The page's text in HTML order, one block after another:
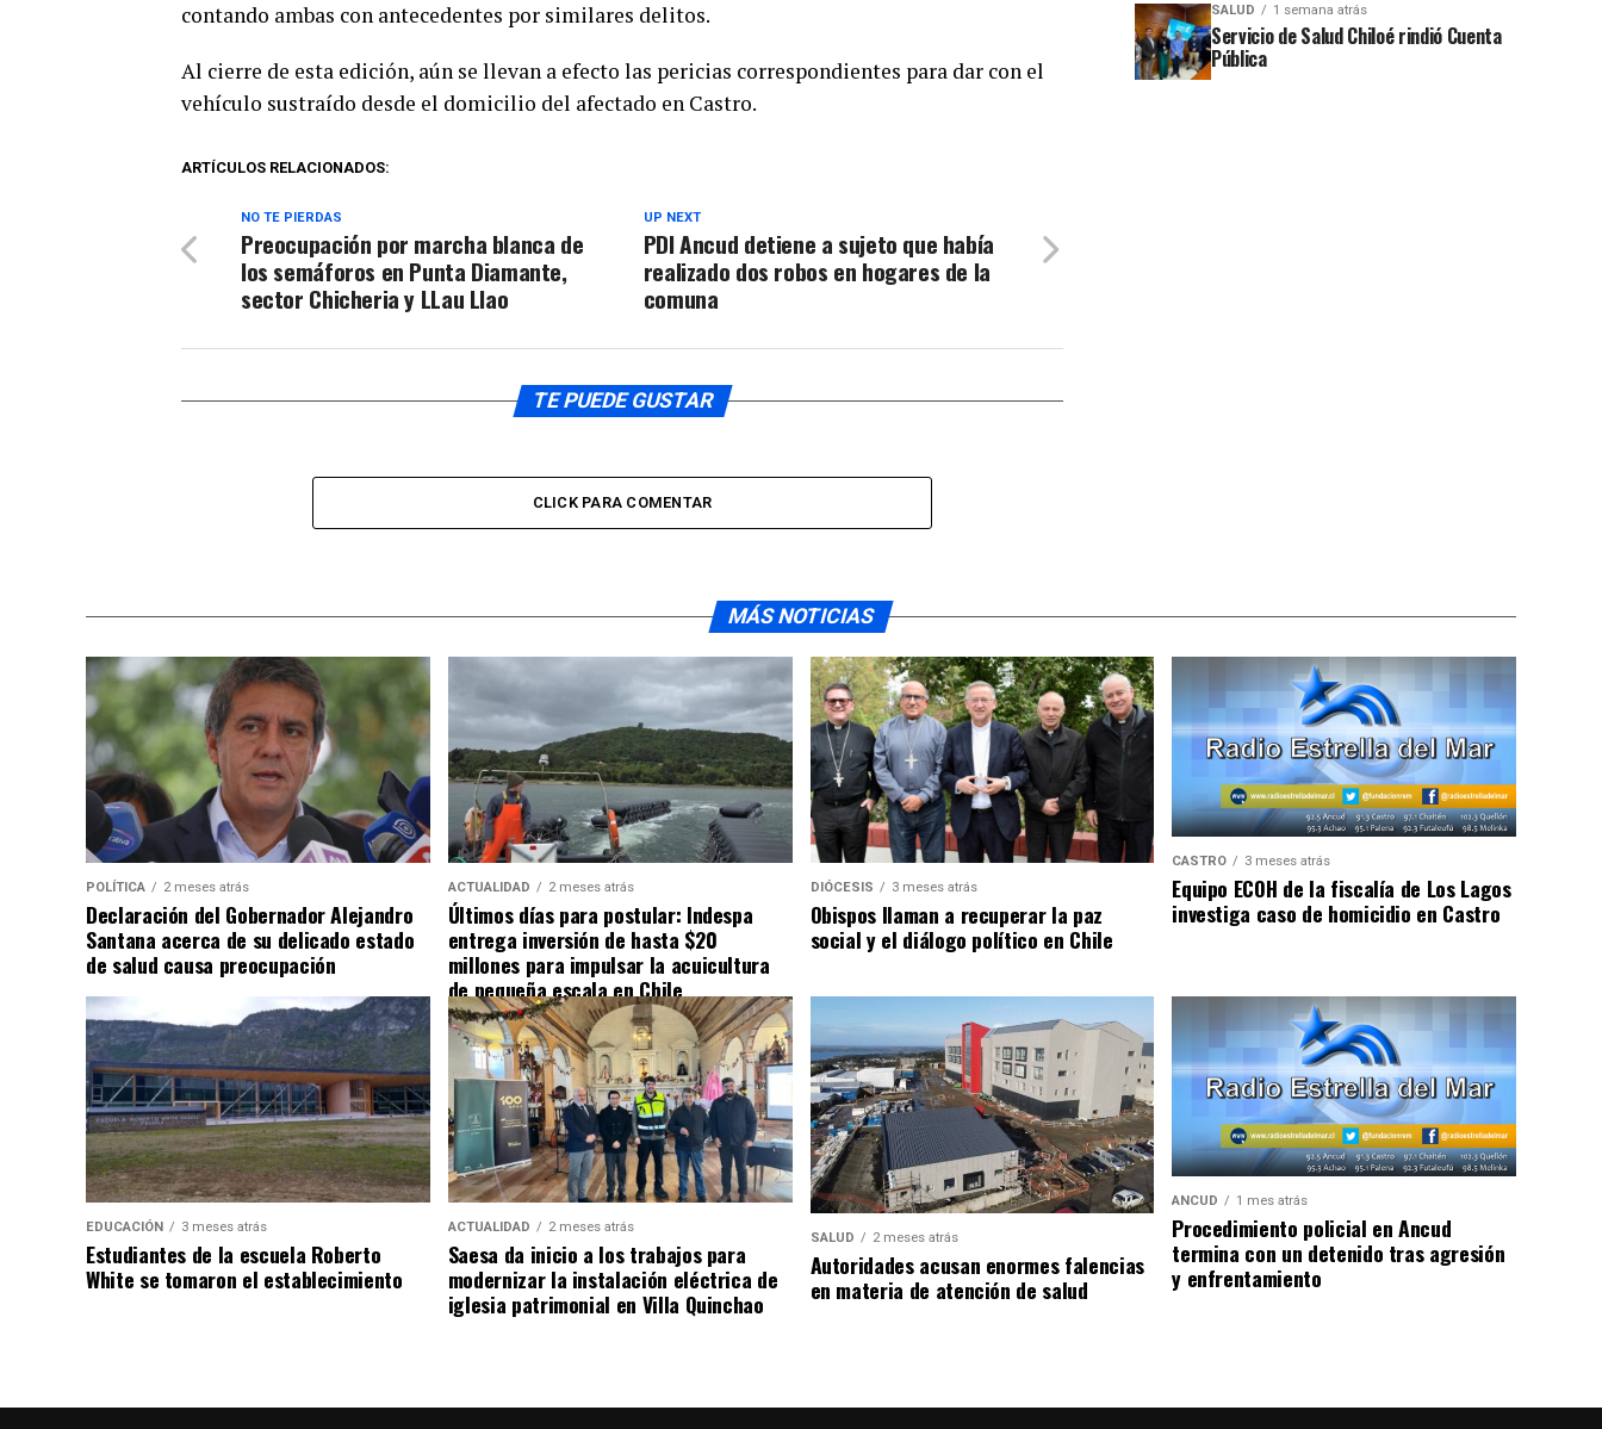
contando ambas con antecedentes por similares delitos.
Al cierre de esta edición, aún se llevan a efecto las pericias correspondientes para dar con el
vehículo sustraído desde el domicilio del afectado en Castro.
ARTÍCULOS RELACIONADOS:
UP NEXT
PDI Ancud detiene a sujeto que había
realizado dos robos en hogares de la
comuna
NO TE PIERDAS
Preocupación por marcha blanca de
los semáforos en Punta Diamante,
sector Chicheria y LLau Llao
TE PUEDE GUSTAR
CLICK PARA COMENTAR
SALUD 1 semana atrás
Servicio de Salud Chiloé rindió Cuenta
Pública
MÁS NOTICIAS
POLÍTICA 2 meses atrás
Declaración del Gobernador Alejandro
Santana acerca de su delicado estado
de salud causa preocupación
ACTUALIDAD 2 meses atrás
Últimos días para postular: Indespa
entrega inversión de hasta $20
millones para impulsar la acuicultura
de pequeña escala en Chile
DIÓCESIS 3 meses atrás
Obispos llaman a recuperar la paz
social y el diálogo político en Chile
CASTRO 3 meses atrás
Equipo ECOH de la fiscalía de Los Lagos
investiga caso de homicidio en Castro
EDUCACIÓN 3 meses atrás
Estudiantes de la escuela Roberto
White se tomaron el establecimiento
ACTUALIDAD 2 meses atrás
Saesa da inicio a los trabajos para
modernizar la instalación eléctrica de
iglesia patrimonial en Villa Quinchao
SALUD 2 meses atrás
Autoridades acusan enormes falencias
en materia de atención de salud
ANCUD 1 mes atrás
Procedimiento policial en Ancud
termina con un detenido tras agresión
y enfrentamiento